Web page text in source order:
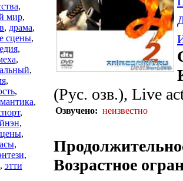
,
мир,
, драма,
сцены,
,
,
,
,
,
,
,
,
,
,
,
, этти
(Рус. озв.), Live
Озвучено: неизвестно
Возрастное